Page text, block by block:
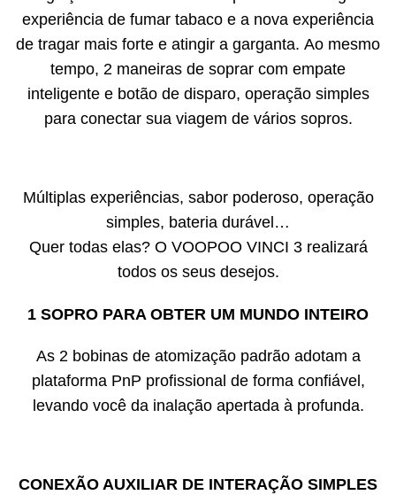
experiência de fumar tabaco e a nova experiência
de tragar mais forte e atingir a garganta. Ao mesmo
tempo, 2 maneiras de soprar com empate
inteligente e botão de disparo, operação simples
para conectar sua viagem de vários sopros.
Múltiplas experiências, sabor poderoso, operação
simples, bateria durável…
Quer todas elas? O VOOPOO VINCI 3 realizará
todos os seus desejos.
1 SOPRO PARA OBTER UM MUNDO INTEIRO
As 2 bobinas de atomização padrão adotam a
plataforma PnP profissional de forma confiável,
levando você da inalação apertada à profunda.
CONEXÃO AUXILIAR DE INTERAÇÃO SIMPLES